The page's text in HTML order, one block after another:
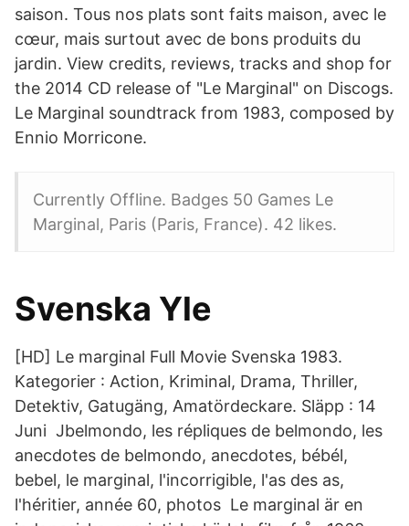
saison. Tous nos plats sont faits maison, avec le
cœur, mais surtout avec de bons produits du
jardin. View credits, reviews, tracks and shop for
the 2014 CD release of "Le Marginal" on Discogs.
Le Marginal soundtrack from 1983, composed by
Ennio Morricone.
Currently Offline. Badges 50 Games Le
Marginal, Paris (Paris, France). 42 likes.
Svenska Yle
[HD] Le marginal Full Movie Svenska 1983.
Kategorier : Action, Kriminal, Drama, Thriller,
Detektiv, Gatugäng, Amatördeckare. Släpp : 14
Juni Jbelmondo, les répliques de belmondo, les
anecdotes de belmondo, anecdotes, bébél,
bebel, le marginal, l'incorrigible, l'as des as,
l'héritier, année 60, photos Le marginal är en